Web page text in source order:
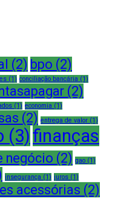
(2) bpo (2)
(1) conciliação bancária (1)
(2)
(1) economia (1)
(2) entrega de valor (1)
(3)finanças
negócio (2) gao (1)
insegurança (1) juros (1)
acessórias (2)